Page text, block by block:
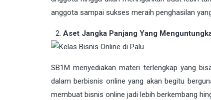
anggota sampai sukses meraih penghasilan
Aset Jangka Panjang Yang
SB1M menyediakan materi terlengkap yang
dalam berbisnis online yang akan begitu
membuat bisnis online jadi lebih berkembang